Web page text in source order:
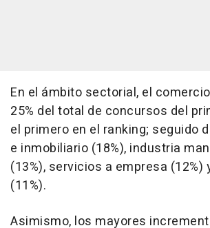
En el ámbito sectorial, el
25% del total de concursos del
el primero en el ranking; seguido
e inmobiliario (18%), industria
(13%), servicios a empresa (12%)
(11%).
Asimismo, los mayores